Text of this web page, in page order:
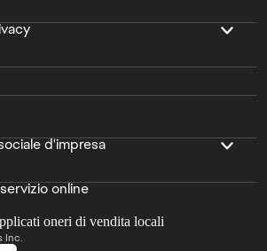
d'impresa
online
oneri di vendita locali
Inc.